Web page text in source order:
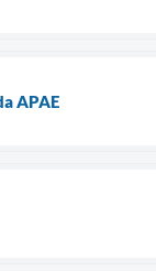
APAE